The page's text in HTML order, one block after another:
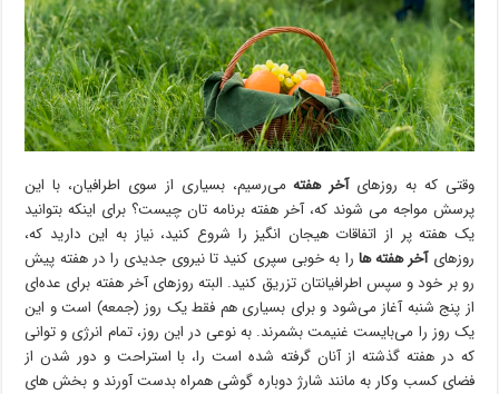
وقتی که به روزهایآخر هفتهمی‌رسیم، بسیاری از سوی اطرافیان، با این
پرسش مواجه می شوند که، آخر هفته برنامه‌ تان چیست؟ برای اینکه بتوانید
یک هفته پر از اتفاقات هیجان انگیز را شروع کنید، نیاز به این دارید که،
روزهایآخر هفته ها را به خوبی سپری کنید تا نیروی جدیدی را در هفته پیش
رو بر خود و سپس اطرافیانتان تزریق کنید. البته روزهای آخر هفته برای عده‌ای
از پنج شنبه آغاز می‌شود و برای بسیاری هم فقط یک روز (جمعه) است و این
یک روز را می‌بایست غنیمت بشمرند. به نوعی در این روز، تمام انرژی و توانی
که در هفته‌‌ گذشته از آنان گرفته شده است را، با استراحت و دور شدن از
فضای کسب وکار به مانند شارژ دوباره گوشی همراه بدست آورند و بخش های